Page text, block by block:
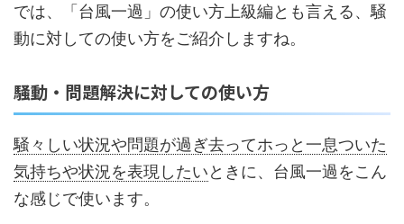
では、「台風一過」の使い方上級編とも言える、騒
動に対しての使い方をご紹介しますね。
騒動・問題解決に対しての使い方
騒々しい状況や問題が過ぎ去ってホっと一息ついた
気持ちや状況を表現したいときに、台風一過をこん
な感じで使います。